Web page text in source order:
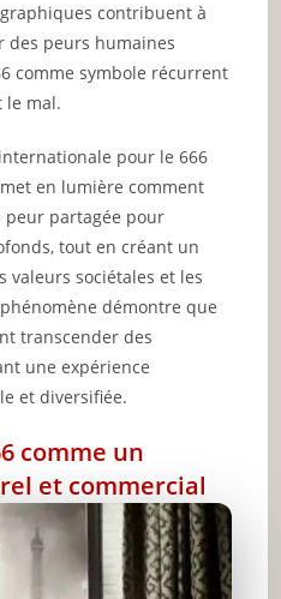
contribuent à
peurs humaines
comme symbole récurrent
le mal.
pour le 666
en lumière comment
partagée pour
tout en créant un
valeurs sociétales et les
démontre que
transcender des
une expérience
et diversifiée.
comme un
et commercial